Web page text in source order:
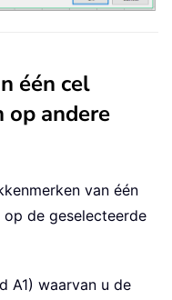
één cel
op andere
van één
de geselecteerde
A1) waarvan u de